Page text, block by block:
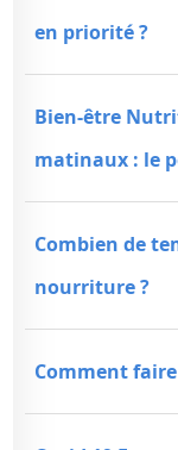
en priorité ?
Bien-être
matinaux : le
Combien de
nourriture ?
Comment